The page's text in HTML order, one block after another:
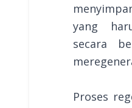
yang
secara
Proses